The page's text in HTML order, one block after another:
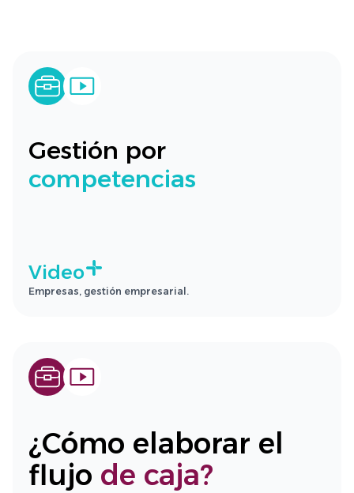
Gestión por
competencias
Video
Empresas, gestión empresarial.
¿Cómo elaborar el
flujo de caja?